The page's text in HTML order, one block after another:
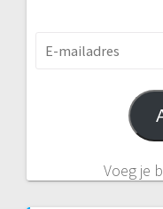
E-
mailadres
Voeg je